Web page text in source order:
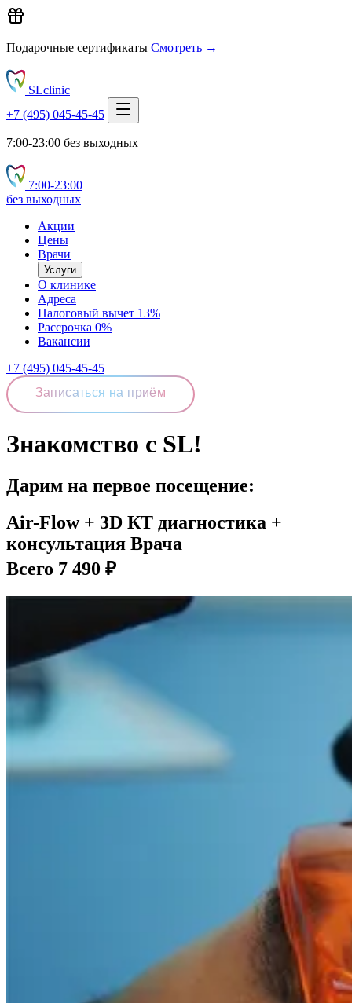
Подарочные сертификаты Смотреть →
SLclinic
+7 (495) 045-45-45
7:00-23:00 без выходных
7:00‑23:00
без выходных
Акции
Цены
Врачи
Услуги
О клинике
Адреса
Налоговый вычет 13%
Рассрочка 0%
Вакансии
+7 (495) 045-45-45
Записаться на приём
Знакомство с SL!
Дарим на первое посещение:
Air-Flow + 3D КТ диагностика +
консультация Врача
Всего 7 490 ₽